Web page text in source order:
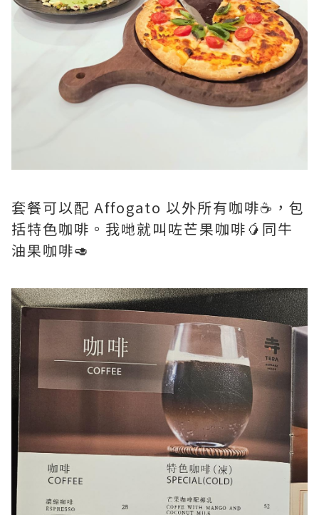
套餐可以配 Affogato 以外所有咖啡☕️，包
括特色咖啡。我哋就叫咗芒果咖啡🥭同牛
油果咖啡🥑